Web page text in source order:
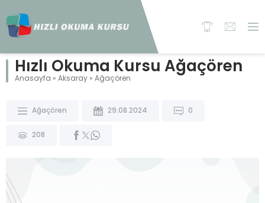
Hızlı Okuma Kursu Ağaçören
Anasayfa » Aksaray » Ağaçören
Ağaçören 29.08.2024 0
208